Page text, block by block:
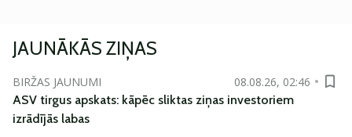
JAUNĀKĀS ZIŅAS
BIRŽAS JAUNUMI
08.08.26, 02:46
ASV tirgus apskats: kāpēc sliktas ziņas investoriem
izrādījās labas